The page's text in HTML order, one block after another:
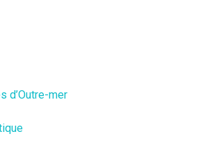
d’Outre-mer